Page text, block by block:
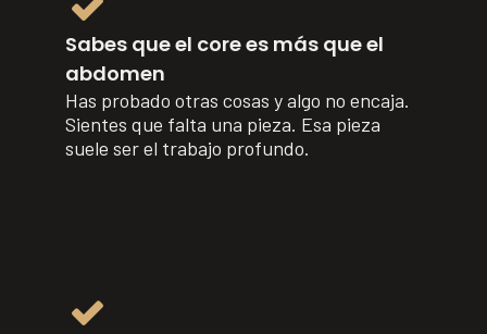
Sabes que el core es más que el
abdomen
Has probado otras cosas y algo no encaja.
Sientes que falta una pieza. Esa pieza
suele ser el trabajo profundo.